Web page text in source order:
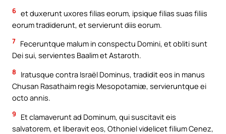
6 et duxerunt uxores filias eorum, ipsique filias suas filiis
eorum tradiderunt, et servierunt diis eorum.
7 Feceruntque malum in conspectu Domini, et obliti sunt
Dei sui, servientes Baalim et Astaroth.
8
Iratusque contra Israël Dominus, tradidit eos in manus
Chusan Rasathaim regis Mesopotamiæ, servieruntque ei
octo annis.
9
Et clamaverunt ad Dominum, qui suscitavit eis
salvatorem, et liberavit eos, Othoniel videlicet filium Cenez,